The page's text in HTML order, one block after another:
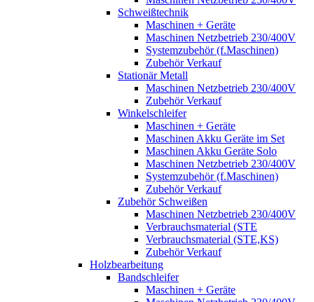
Schweißtechnik
Maschinen + Geräte
Maschinen Netzbetrieb 230/400V
Systemzubehör (f.Maschinen)
Zubehör Verkauf
Stationär Metall
Maschinen Netzbetrieb 230/400V
Zubehör Verkauf
Winkelschleifer
Maschinen + Geräte
Maschinen Akku Geräte im Set
Maschinen Akku Geräte Solo
Maschinen Netzbetrieb 230/400V
Systemzubehör (f.Maschinen)
Zubehör Verkauf
Zubehör Schweißen
Maschinen Netzbetrieb 230/400V
Verbrauchsmaterial (STE
Verbrauchsmaterial (STE,KS)
Zubehör Verkauf
Holzbearbeitung
Bandschleifer
Maschinen + Geräte